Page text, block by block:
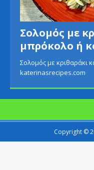
Σολομός με
μπρόκολο ή
Σολομός με κριθαράκι
katerinasrecipes.com
Copyright ©